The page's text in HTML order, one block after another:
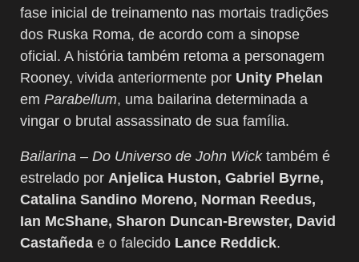
fase inicial de treinamento nas mortais tradições
dos Ruska Roma, de acordo com a sinopse
oficial. A história também retoma a personagem
Rooney, vivida anteriormente por Unity Phelan
em Parabellum, uma bailarina determinada a
vingar o brutal assassinato de sua família.
Bailarina – Do Universo de John Wick também é
estrelado por Anjelica Huston, Gabriel Byrne,
Catalina Sandino Moreno, Norman Reedus,
Ian McShane, Sharon Duncan-Brewster, David
Castañeda e o falecido Lance Reddick.